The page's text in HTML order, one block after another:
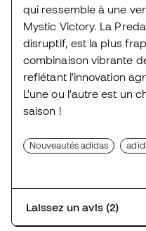
qui ressemble à une
Mystic Victory. La
disruptif, est la plus
combinaison vibrante
reflétant l'innovation
L'une ou l'autre est un
saison !
Nouveautés adidas
Laissez un avis (2)